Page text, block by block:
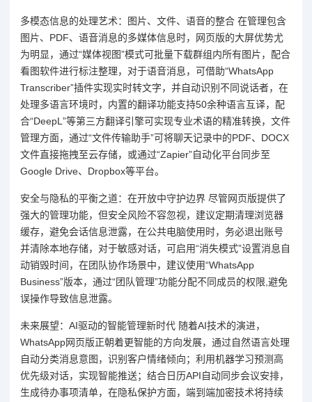
多模态信息的处理艺术：图片、文件、语音的整合 在管理包含
图片、PDF、语音消息的多媒体信息时，网页版的大屏优势尤
为明显，通过“媒体视图”模式可批量下载群组内所有图片，配合
看图软件进行标注整理，对于语音消息，可借助“WhatsApp
Transcriber”插件实现实时转文字，并自动识别不同说话者，在
处理多语言环境时，内置的翻译功能支持50余种语言互译，配
合“DeepL”等第三方翻译引擎可实现专业术语的精准转换，文件
管理方面，通过“文件传输助手”可将聊天记录中的PDF、DOCX
文件直接拖拽至云存储，或通过“Zapier”自动化平台同步至
Google Drive、Dropbox等平台。
安全与隐私的平衡之道：在开放中守护边界 尽管网页版提供了
强大的管理功能，但安全风险不容忽视，建议定期清理浏览器
缓存，避免会话信息泄露，在公共电脑使用时，务必退出账号
并清除本地存储，对于敏感对话，可启用“消失模式”设置消息自
动销毁时间，在团队协作场景中，建议使用“WhatsApp
Business”版本，通过“团队管理”功能分配不同成员的权限,避免
误操作导致信息泄露。
未来展望：AI驱动的智能管理新时代 随着AI技术的演进，
WhatsApp网页版正朝着更智能的方向发展，通过自然语言处理
自动分类消息意图，识别客户情绪倾向；利用机器学习预测高
优先级对话，实现智能推送；结合日历API自动同步会议安排，
生成待办事项清单，在隐私保护方面，端到端加密技术将持续